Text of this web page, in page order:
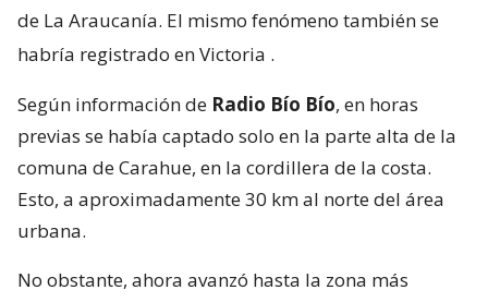
de La Araucanía. El mismo fenómeno también se
habría registrado en Victoria .
Según información de Radio Bío Bío, en horas
previas se había captado solo en la parte alta de la
comuna de Carahue, en la cordillera de la costa.
Esto, a aproximadamente 30 km al norte del área
urbana.
No obstante, ahora avanzó hasta la zona más